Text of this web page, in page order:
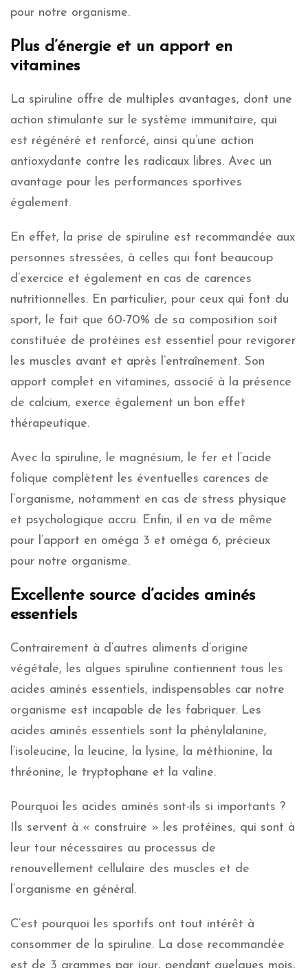
pour notre organisme.
Plus d’énergie et un apport en
vitamines
La spiruline offre de multiples avantages, dont une
action stimulante sur le système immunitaire, qui
est régénéré et renforcé, ainsi qu’une action
antioxydante contre les radicaux libres. Avec un
avantage pour les performances sportives
également.
En effet, la prise de spiruline est recommandée aux
personnes stressées, à celles qui font beaucoup
d’exercice et également en cas de carences
nutritionnelles. En particulier, pour ceux qui font du
sport, le fait que 60-70% de sa composition soit
constituée de protéines est essentiel pour revigorer
les muscles avant et après l’entraînement. Son
apport complet en vitamines, associé à la présence
de calcium, exerce également un bon effet
thérapeutique.
Avec la spiruline, le magnésium, le fer et l’acide
folique complètent les éventuelles carences de
l’organisme, notamment en cas de stress physique
et psychologique accru. Enfin, il en va de même
pour l’apport en oméga 3 et oméga 6, précieux
pour notre organisme.
Excellente source d’acides aminés
essentiels
Contrairement à d’autres aliments d’origine
végétale, les algues spiruline contiennent tous les
acides aminés essentiels, indispensables car notre
organisme est incapable de les fabriquer. Les
acides aminés essentiels sont la phénylalanine,
l’isoleucine, la leucine, la lysine, la méthionine, la
thréonine, le tryptophane et la valine.
Pourquoi les acides aminés sont-ils si importants ?
Ils servent à « construire » les protéines, qui sont à
leur tour nécessaires au processus de
renouvellement cellulaire des muscles et de
l’organisme en général.
C’est pourquoi les sportifs ont tout intérêt à
consommer de la spiruline. La dose recommandée